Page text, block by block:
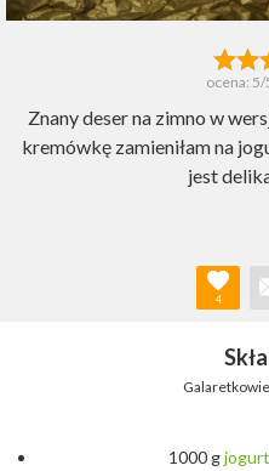
ocena: 5/
Znany deser na zimno w
kremówkę zamieniłam na
jest
4
1000 g